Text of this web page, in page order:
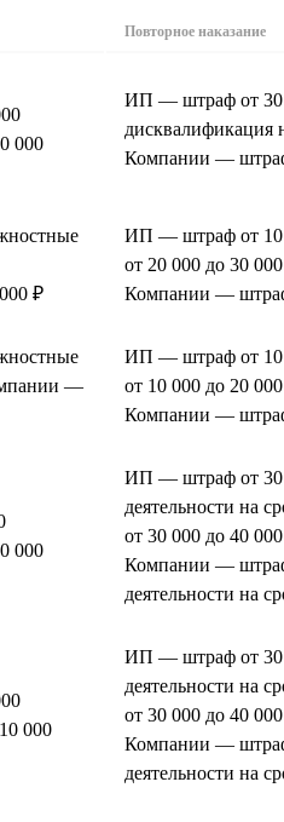
Повторное наказание
000
ИП — штраф от 30
дисквалификация
Компании —
₽
ИП — штраф от 10
от 20 000 до 30
Компании —
—
ИП — штраф от 10
от 10 000 до 20
Компании —
000
ИП — штраф от 30
деятельности на
от 30 000 до 40
Компании — штраф
деятельности на
000
ИП — штраф от 30
деятельности на
от 30 000 до 40
Компании — штраф
деятельности на